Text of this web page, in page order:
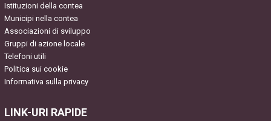
Istituzioni della contea
Municipi nella contea
Associazioni di sviluppo
Gruppi di azione locale
Telefoni utili
Politica sui cookie
Informativa sulla privacy
LINK-URI RAPIDE